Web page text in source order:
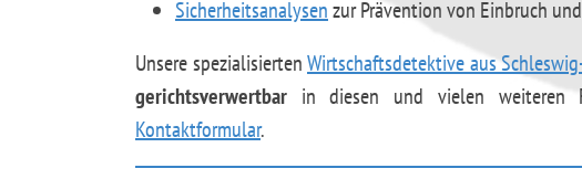
Sicherheitsanalysenzur Prävention von Einbruch
Unsere spezialisiertenWirtschaftsdetektive aus
gerichtsverwertbar in diesen und vielen weiteren
Kontaktformular.